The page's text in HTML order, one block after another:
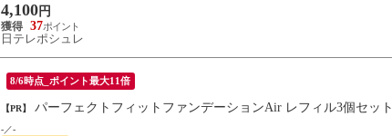
4,100 円
37
日テレポシュレ
8/6時点_ポイント最大11倍
【PR】 パーフェクトフィットファンデーションAir レフィル3個セット
-／-